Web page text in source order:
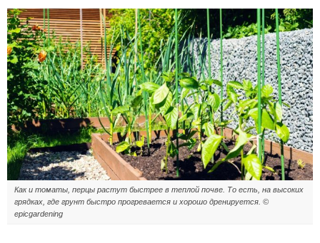
Как и томаты, перцы растут быстрее в теплой почве. То есть, на высоких
грядках, где грунт быстро прогревается и хорошо дренируется. ©
epicgardening